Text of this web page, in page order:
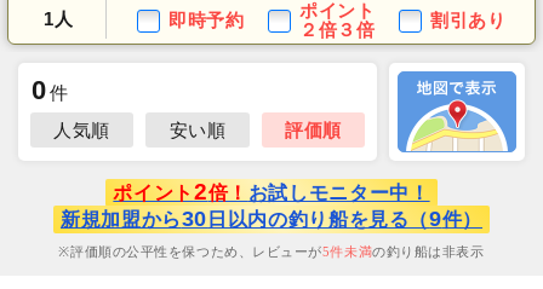
1人 即時予約
ポイント
２倍３倍
割引あり
0件
人気順
安い順 評価順
ポイント 2倍！ お試しモニター中！
新規加盟から30 日以内の釣り船を見る（9件）
評価順の公平性を保つため、レビューが5件未満の釣り船は非表示